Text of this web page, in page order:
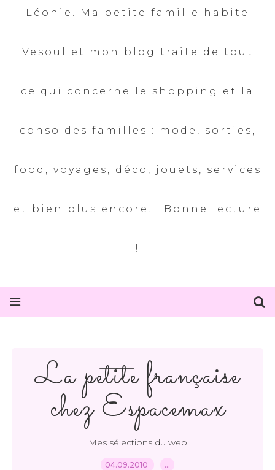
Léonie. Ma petite famille habite
Vesoul et mon blog traite de tout
ce qui concerne le shopping et la
conso des familles : mode, sorties,
food, voyages, déco, jouets, services
et bien plus encore... Bonne lecture
!
La petite française
chez Espacemax
Mes sélections du web
04.09.2010 …